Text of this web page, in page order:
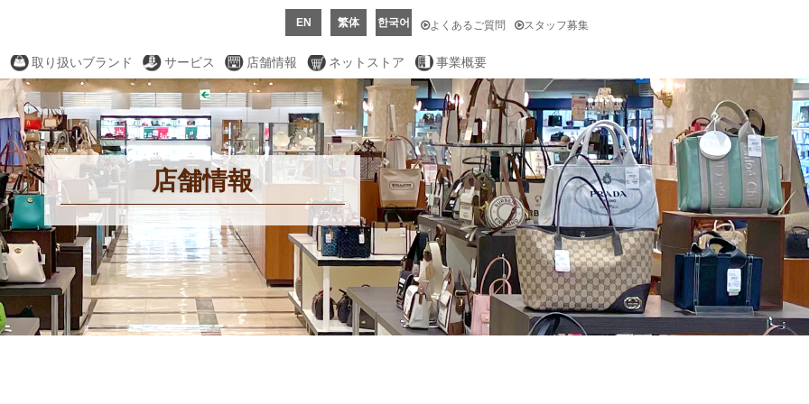
スタッフ募集
よくあるご質問
한국어
繁体
EN
取り扱いブランド サービス 店舗情報 ネットストア 事業概要
店舗情報